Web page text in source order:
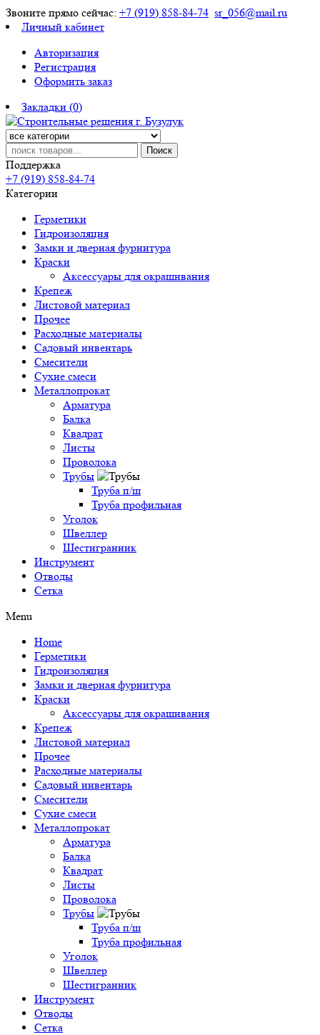
Звоните прямо сейчас: +7 (919) 858-84-74 sr_056@mail.ru
Личный кабинет
Авторизация
Регистрация
Оформить заказ
Закладки (0)
Поиск
Поддержка
+7 (919) 858-84-74
Категории
Герметики
Гидроизоляция
Замки и дверная фурнитура
Краски
Аксессуары для окрашивания
Крепеж
Листовой материал
Прочее
Расходные материалы
Садовый инвентарь
Смесители
Сухие смеси
Металлопрокат
Арматура
Балка
Квадрат
Листы
Проволока
Трубы
Труба п/ш
Труба профильная
Уголок
Швеллер
Шестигранник
Инструмент
Отводы
Сетка
Menu
Home
Герметики
Гидроизоляция
Замки и дверная фурнитура
Краски
Аксессуары для окрашивания
Крепеж
Листовой материал
Прочее
Расходные материалы
Садовый инвентарь
Смесители
Сухие смеси
Металлопрокат
Арматура
Балка
Квадрат
Листы
Проволока
Трубы
Труба п/ш
Труба профильная
Уголок
Швеллер
Шестигранник
Инструмент
Отводы
Сетка